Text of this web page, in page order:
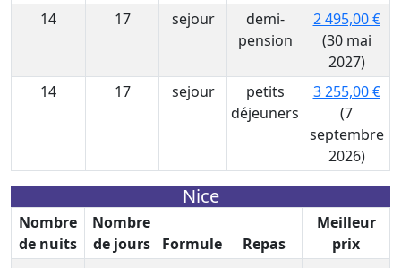
14
17 sejour
demi-
pension
2 495,00 €
(30 mai
2027)
14
17 sejour
petits
déjeuners
3 255,00 €
(7
septembre
2026)
Nice
Nombre
de nuits
Nombre
de jours
Formule Repas
Meilleur
prix